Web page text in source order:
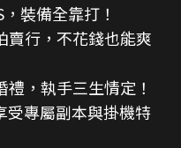
裝備全靠打！
賣行，不花錢也能爽
，執手三生情定！
受專屬副本與掛機特